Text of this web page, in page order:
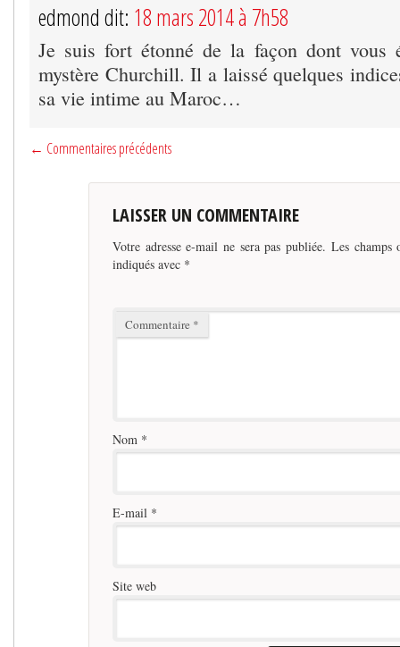
edmond dit: 18 mars 2014 à 7h58
Je suis fort étonné de la façon dont vous
mystère Churchill. Il a laissé quelques
sa vie intime au Maroc…
← Commentaires précédents
LAISSER UN COMMENTAIRE
Votre adresse e-mail ne sera pas publiée. Les champs
indiqués avec *
Commentaire *
Nom *
E-mail *
Site web